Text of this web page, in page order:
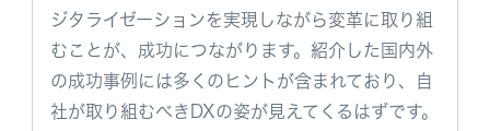
ジタライゼーションを実現しながら変革に取り組
むことが、成功につながります。紹介した国内外
の成功事例には多くのヒントが含まれており、自
社が取り組むべきDXの姿が見えてくるはずです。